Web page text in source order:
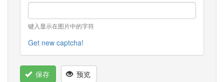
键入显示在图片中的字符
Get new captcha!
保存
预览